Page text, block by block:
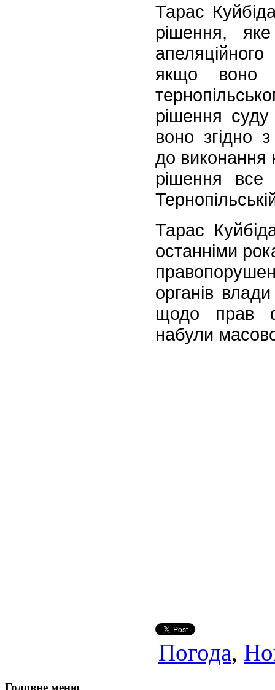
Тарас
рішення, яке
якщо воно
рішення суду
воно згідно
до виконання
рішення все
Тарас
останніми
органів
щодо прав
набули
Погода,
Головне меню